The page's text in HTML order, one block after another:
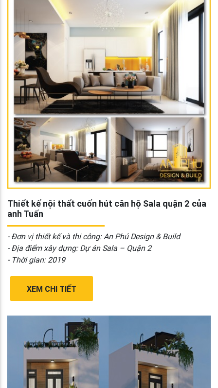
Thiết kế nội thất cuốn hút căn hộ Sala quận 2 của
anh Tuấn
- Đơn vị thiết kế và thi công: An Phú Design & Build
- Địa điểm xây dựng: Dự án Sala – Quận 2
- Thời gian: 2019
XEM CHI TIẾT